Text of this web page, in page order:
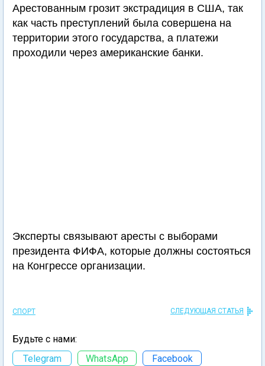
Арестованным грозит экстрадиция в США, так
как часть преступлений была совершена на
территории этого государства, а платежи
проходили через американские банки.
Эксперты связывают аресты с выборами
президента ФИФА, которые должны состояться
на Конгрессе организации.
СПОРТ СЛЕДУЮЩАЯ СТАТЬЯ
Будьте с нами:
Telegram
WhatsApp Facebook